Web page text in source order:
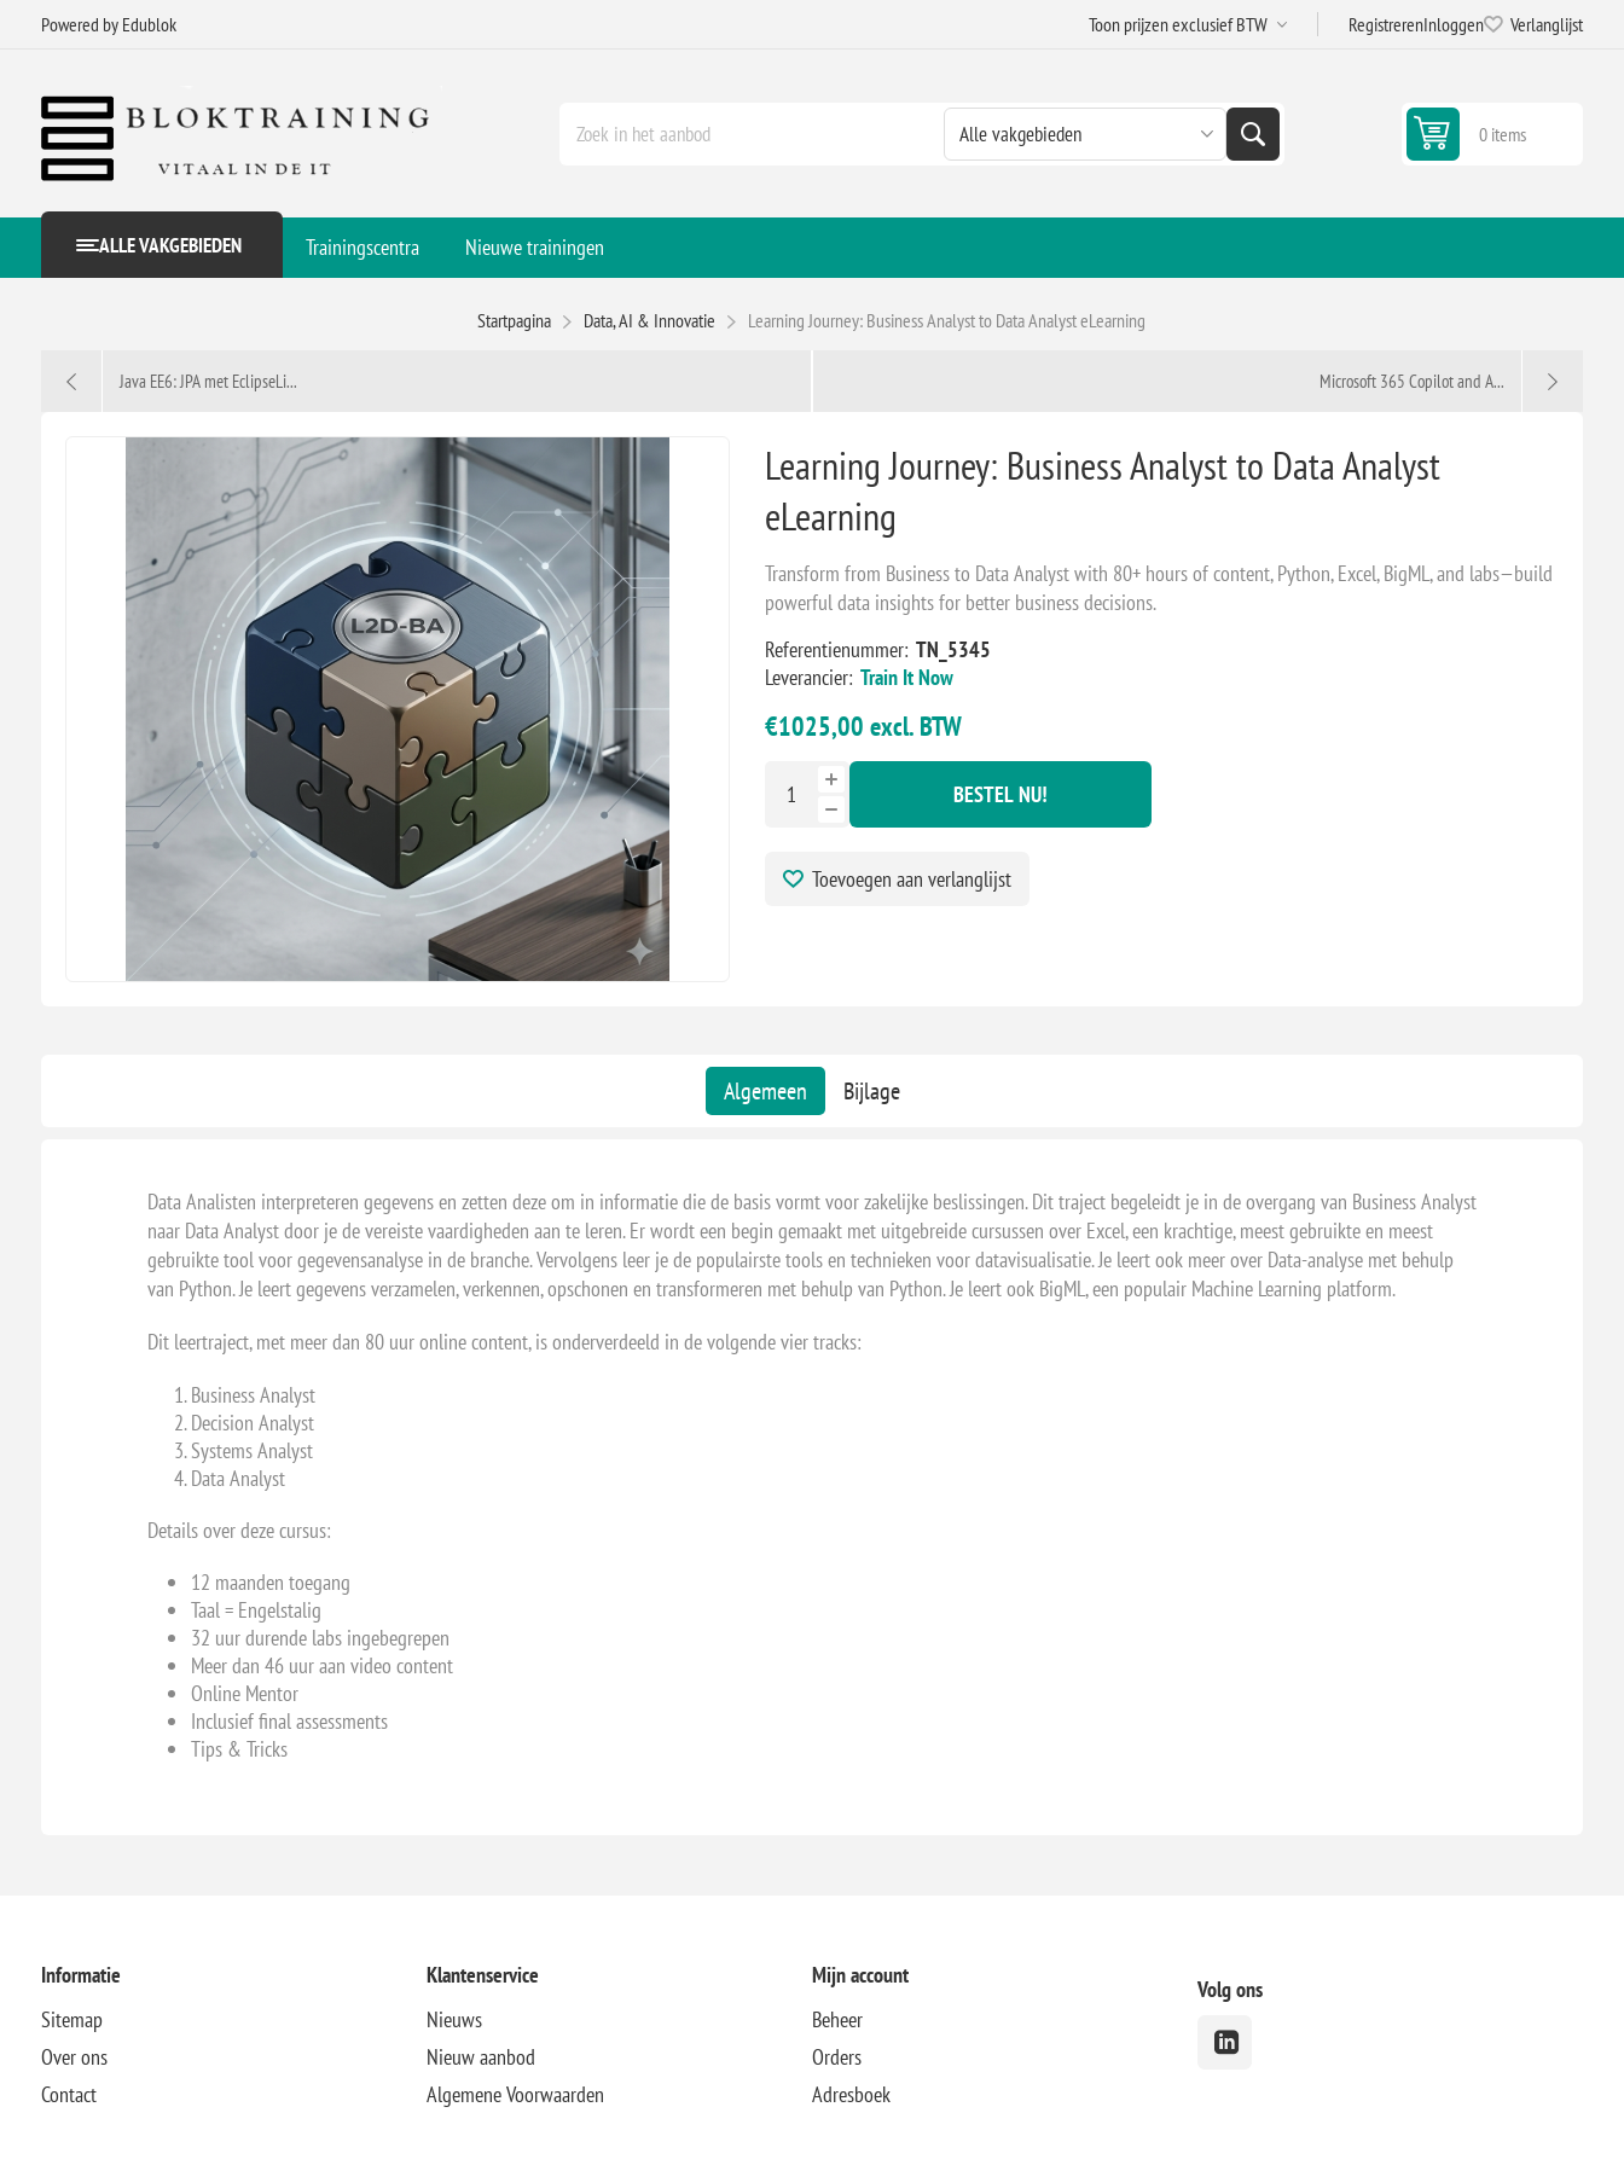
Powered by Edublok RegistrerenInloggen Verlanglijst
0 items
ALLE VAKGEBIEDEN Trainingscentra Nieuwe trainingen
Startpagina Data, AI & Innovatie Learning Journey: Business Analyst to Data Analyst eLearning
Java EE6: JPA met EclipseLi... Microsoft 365 Copilot and A...
Learning Journey: Business Analyst to Data Analyst
eLearning
Transform from Business to Data Analyst with 80+ hours of content, Python, Excel, BigML, and labs—build
powerful data insights for better business decisions.
Referentienummer: TN_5345
Leverancier: Train It Now
€1025,00 excl. BTW
BESTEL NU!
Toevoegen aan verlanglijst
Algemeen Bijlage
Data Analisten interpreteren gegevens en zetten deze om in informatie die de basis vormt voor zakelijke beslissingen. Dit traject begeleidt je in de overgang van Business Analyst
naar Data Analyst door je de vereiste vaardigheden aan te leren. Er wordt een begin gemaakt met uitgebreide cursussen over Excel, een krachtige, meest gebruikte en meest
gebruikte tool voor gegevensanalyse in de branche. Vervolgens leer je de populairste tools en technieken voor datavisualisatie. Je leert ook meer over Data-analyse met behulp
van Python. Je leert gegevens verzamelen, verkennen, opschonen en transformeren met behulp van Python. Je leert ook BigML, een populair Machine Learning platform.
Dit leertraject, met meer dan 80 uur online content, is onderverdeeld in de volgende vier tracks:
Business Analyst
Decision Analyst
Systems Analyst
Data Analyst
Details over deze cursus:
12 maanden toegang
Taal = Engelstalig
32 uur durende labs ingebegrepen
Meer dan 46 uur aan video content
Online Mentor
Inclusief final assessments
Tips & Tricks
Informatie
Sitemap
Over ons
Contact
Klantenservice
Nieuws
Nieuw aanbod
Algemene Voorwaarden
Mijn account
Beheer
Orders
Adresboek
Volg ons